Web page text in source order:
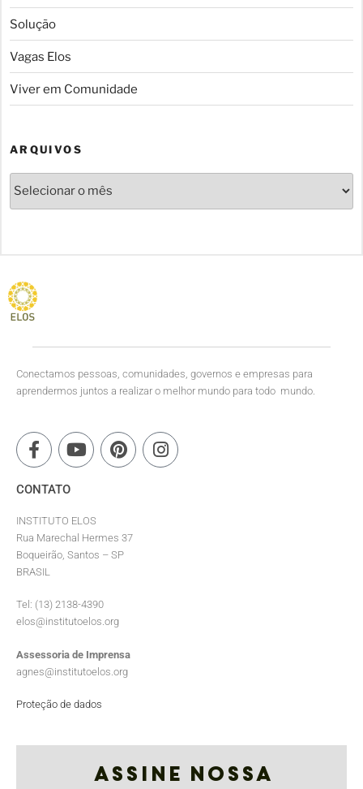
Solução
Vagas Elos
Viver em Comunidade
ARQUIVOS
Conectamos pessoas, comunidades, governos e empresas para
aprendermos juntos a realizar o melhor mundo para todo mundo.
CONTATO
INSTITUTO ELOS
Rua Marechal Hermes 37
Boqueirão, Santos – SP
BRASIL
Tel: (13) 2138-4390
elos@institutoelos.org
Assessoria de Imprensa
agnes@institutoelos.org
Proteção de dados
Assine nossa